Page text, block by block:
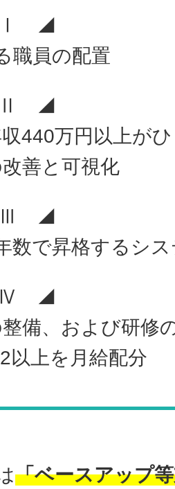
Ⅰ ◢
職員の配置
Ⅱ ◢
440万円以上が
善と可視化
Ⅲ ◢
数で昇格するシ
Ⅳ ◢
備、および研修
上を月給配分
「ベースアップ